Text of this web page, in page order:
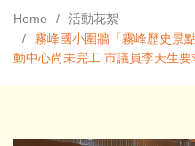
Home
活動花絮
霧峰國小圍牆「霧峰歷史景
動中心尚未完工 市議員李天生要